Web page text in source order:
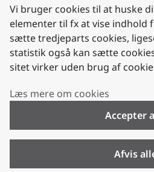
Aktindsigt
Persondatabeskyttelse
Nyttige links
Plan- og Landdistriktsstyrelsen
Folkekirken.dk
Vi bruger cookies til at huske
elementer til fx at vise indhold
sætte tredjeparts cookies,
statistik også kan sætte
sitet virker uden brug af
Læs mere om cookies
Accepter
Afvis